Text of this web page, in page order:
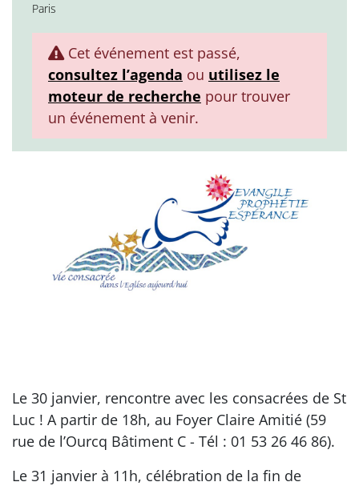
Paris
Cet événement est passé,
consultez l’agenda ou utilisez le
moteur de recherche pour trouver
un événement à venir.
Le 30 janvier, rencontre avec les consacrées de St
Luc ! A partir de 18h, au Foyer Claire Amitié (59
rue de l’Ourcq Bâtiment C - Tél : 01 53 26 46 86).
Le 31 janvier à 11h, célébration de la fin de